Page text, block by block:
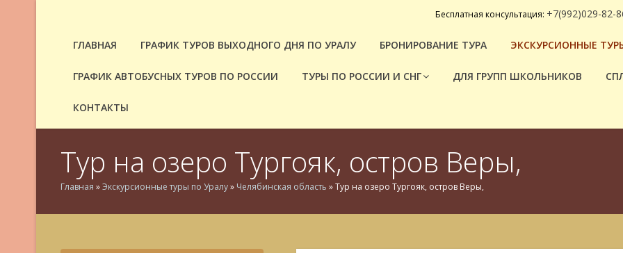
Бесплатная консультация: +7(992)029-82-
ГЛАВНАЯ ГРАФИК ТУРОВ ВЫХОДНОГО ДНЯ ПО УРАЛУ БРОНИРОВАНИЕ ТУРА ЭКСКУРСИОННЫЕ
ГРАФИК АВТОБУСНЫХ ТУРОВ ПО РОССИИ ТУРЫ ПО РОССИИ И СНГ ДЛЯ ГРУПП ШКОЛЬНИКОВ
КОНТАКТЫ
Тур на озеро Тургояк, остров Веры,
Главная »Экскурсионные туры по Уралу» Челябинская область »Тур на озеро Тургояк, остров Веры,